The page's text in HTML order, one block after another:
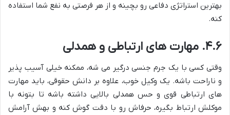
بهترین استراتژی دفاعی رو بچینه و از هر فرصتی به نفع شما استفاده
کنه.
۴.۶. مهارت های ارتباطی و همدلی
وقتی کسی با یک جرم جنسی درگیر می شه، ممکنه خیلی آسیب پذیر
و ناراحت باشه. یک وکیل خوب، علاوه بر دانش حقوقی، باید مهارت
های ارتباطی قوی و حس همدلی بالایی داشته باشه تا بتونه با
موکلش ارتباط بگیره، حرفاش رو با دقت گوش کنه و بهش آرامش